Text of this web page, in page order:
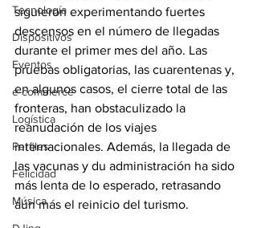
Tecnología
Dispositivos
Eventos
e-commerce
Logística
Perfiles
Felicidad
Música
siguieron experimentando fuertes
descensos en el número de llegadas
durante el primer mes del año. Las
pruebas obligatorias, las cuarentenas y,
en algunos casos, el cierre total de las
fronteras, han obstaculizado la
reanudación de los viajes
internacionales. Además, la llegada de
las vacunas y du administración ha sido
más lenta de lo esperado, retrasando
aún más el reinicio del turismo.